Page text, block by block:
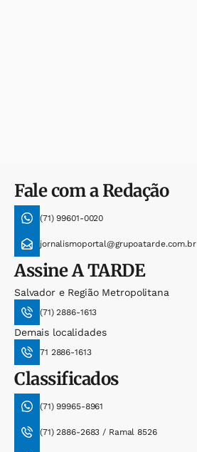
Fale com a Redação
(71) 99601-0020
jornalismoportal@grupoatarde.com.br
AssineA TARDE
Salvador e Região Metropolitana
(71) 2886-1613
Demais localidades
71 2886-1613
Classificados
(71) 99965-8961
(71) 2886-2683 / Ramal 8526